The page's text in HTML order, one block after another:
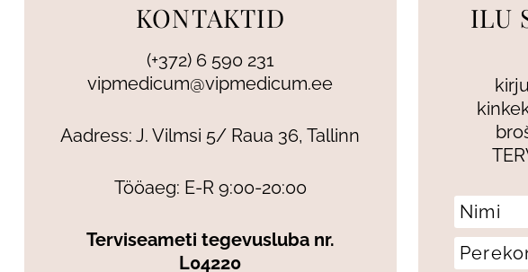
KONTAKTID
(+372) 6 590 231
vipmedicum@vipmedicum.ee
Aadress: J. Vilmsi 5/ Raua 36, Tallinn
Tööaeg: E-R 9:00-20:00
Terviseameti tegevusluba nr.
L04220
ILU